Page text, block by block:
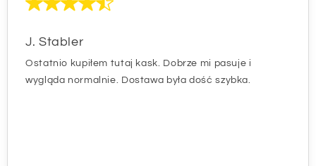
J. Stabler
Ostatnio kupiłem tutaj kask. Dobrze mi pasuje i
wygląda normalnie. Dostawa była dość szybka.